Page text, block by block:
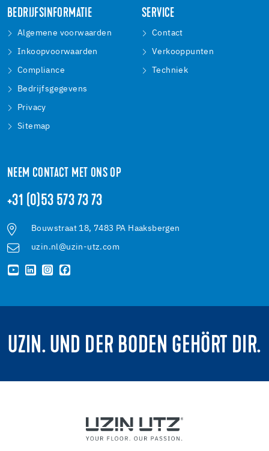
BEDRIJFSINFORMATIE
Algemene voorwaarden
Inkoopvoorwaarden
Compliance
Bedrijfsgegevens
Privacy
Sitemap
SERVICE
Contact
Verkooppunten
Techniek
NEEM CONTACT MET ONS OP
+31 (0)53 573 73 73
Bouwstraat 18, 7483 PA Haaksbergen
uzin.nl@uzin-utz.com
UZIN. UND DER BODEN GEHÖRT DIR.